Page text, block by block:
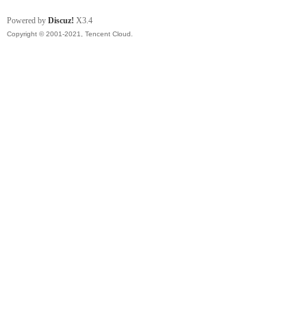
Powered by Discuz! X3.4
Copyright © 2001-2021, Tencent Cloud.